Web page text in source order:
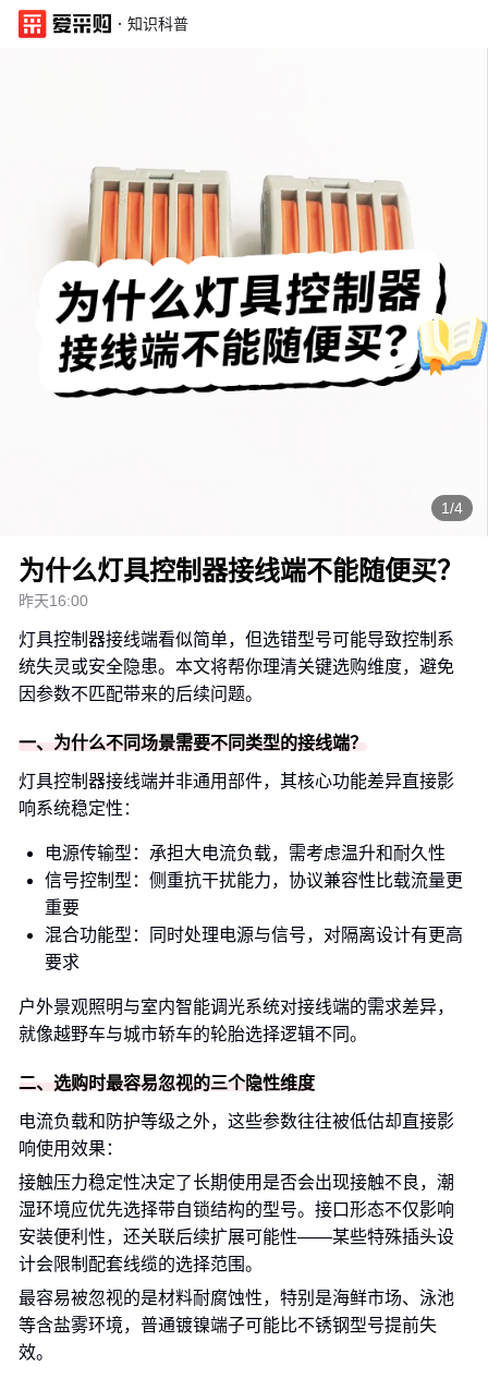
· 知识科普
1/4
为什么灯具控制器接线端不能随便买？
昨天16:00
灯具控制器接线端看似简单，但选错型号可能导致控制系
统失灵或安全隐患。本文将帮你理清关键选购维度，避免
因参数不匹配带来的后续问题。
一、为什么不同场景需要不同类型的接线端？
灯具控制器接线端并非通用部件，其核心功能差异直接影
响系统稳定性：
电源传输型：承担大电流负载，需考虑温升和耐久性
信号控制型：侧重抗干扰能力，协议兼容性比载流量更
重要
混合功能型：同时处理电源与信号，对隔离设计有更高
要求
户外景观照明与室内智能调光系统对接线端的需求差异，
就像越野车与城市轿车的轮胎选择逻辑不同。
二、选购时最容易忽视的三个隐性维度
电流负载和防护等级之外，这些参数往往被低估却直接影
响使用效果：
接触压力稳定性决定了长期使用是否会出现接触不良，潮
湿环境应优先选择带自锁结构的型号。接口形态不仅影响
安装便利性，还关联后续扩展可能性——某些特殊插头设
计会限制配套线缆的选择范围。
最容易被忽视的是材料耐腐蚀性，特别是海鲜市场、泳池
等含盐雾环境，普通镀镍端子可能比不锈钢型号提前失
效。